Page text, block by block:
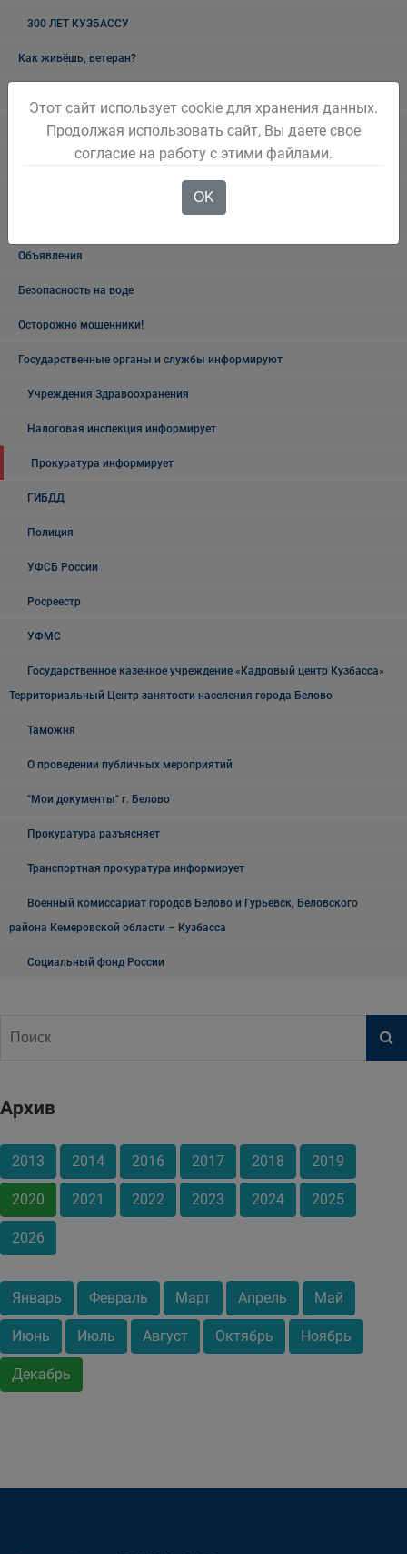
300 ЛЕТ КУЗБАССУ
Как живёшь, ветеран?
Ветеранский вестник
Полезная информация
Памятники, обелиски, монументы, мемориальные комплексы
Объявления
Безопасность на воде
Осторожно мошенники!
Государственные органы и службы информируют
Учреждения Здравоохранения
Налоговая инспекция информирует
Прокуратура информирует
ГИБДД
Полиция
УФСБ России
Росреестр
УФМС
Государственное казенное учреждение «Кадровый центр Кузбасса»
Территориальный Центр занятости населения города Белово
Таможня
О проведении публичных мероприятий
"Мои документы" г. Белово
Прокуратура разъясняет
Транспортная прокуратура информирует
Военный комиссариат городов Белово и Гурьевск, Беловского
района Кемеровской области – Кузбасса
Социальный фонд России
Архив
2013 2014 2016 2017 2018 2019
2020 2021 2022 2023 2024 2025
2026
Январь Февраль Март Апрель Май
Июнь Июль Август Октябрь Ноябрь
Декабрь
Этот сайт использует cookie для хранения данных.
Продолжая использовать сайт, Вы даете свое
согласие на работу с этими файлами.
OK